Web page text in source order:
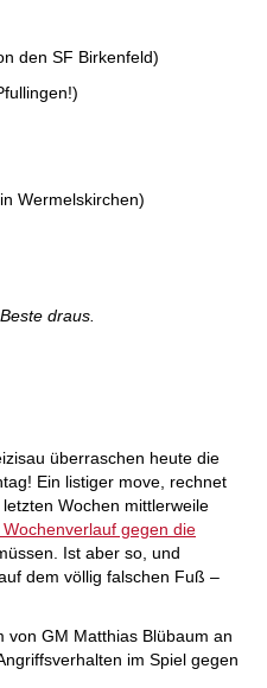
den SF Birkenfeld)
Wermelskirchen)
draus.
überraschen heute die
Ein listiger move, rechnet
Wochen mittlerweile
gegen die
Ist aber so, und
dem völlig falschen Fuß –
von GM Matthias Blübaum an
im Spiel gegen